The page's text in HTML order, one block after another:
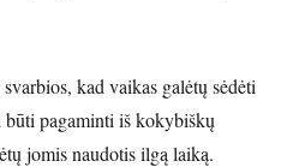
kad vaikas galėtų sėdėti
pagaminti iš kokybiškų
jomis naudotis ilgą laiką.